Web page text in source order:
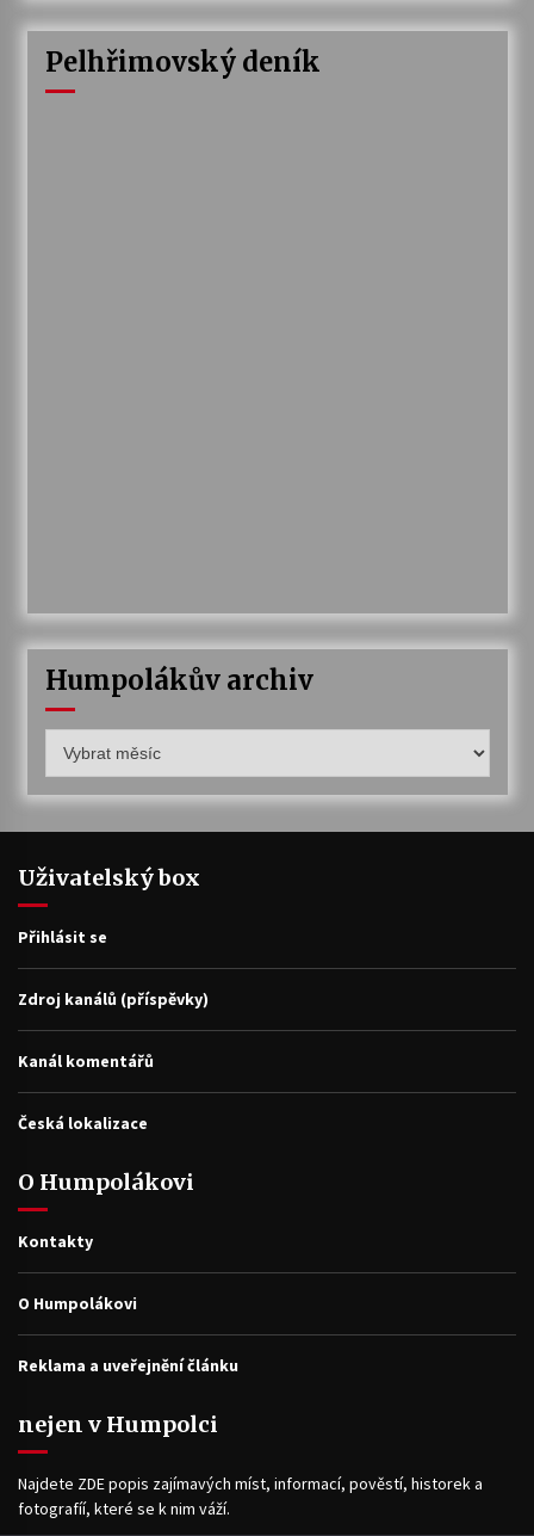
Pelhřimovský deník
Humpolákův archiv
archiv
Uživatelský box
Přihlásit se
Zdroj kanálů (příspěvky)
Kanál komentářů
Česká lokalizace
O Humpolákovi
Kontakty
O Humpolákovi
Reklama a uveřejnění článku
nejen v Humpolci
Najdete ZDE popis zajímavých míst, informací, pověstí, historek a
fotografíí, které se k nim váží.